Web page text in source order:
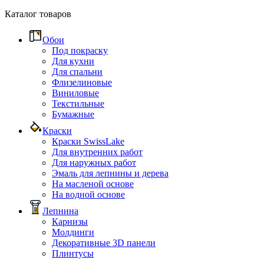
Каталог товаров
Обои
Под покраску
Для кухни
Для спальни
Флизелиновые
Виниловые
Текстильные
Бумажные
Краски
Краски SwissLake
Для внутренних работ
Для наружных работ
Эмаль для лепнины и дерева
На масленой основе
На водной основе
Лепнина
Карнизы
Молдинги
Декоративные 3D панели
Плинтусы